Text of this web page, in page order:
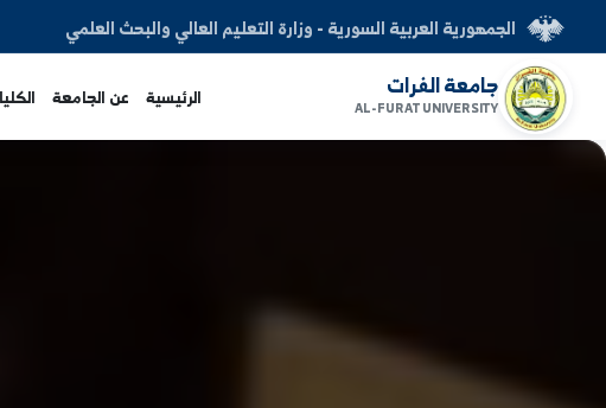
السورية - وزارة التعليم العالي والبحث العلمي
AL-FURAT عن الجامعة الكليات